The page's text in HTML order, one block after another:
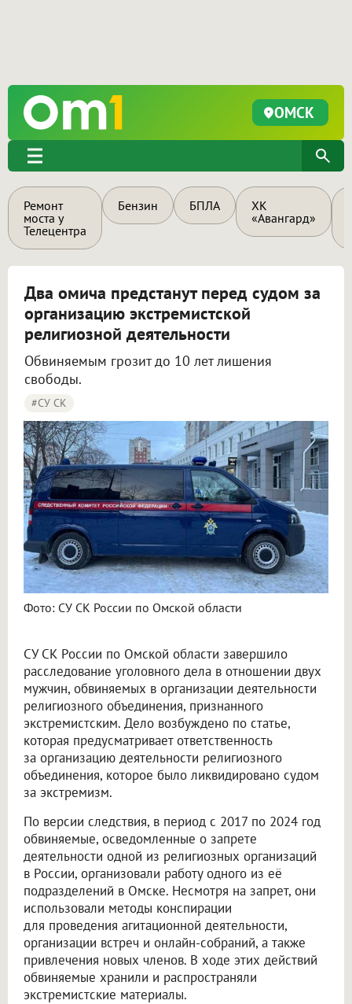
ОМСК
Ремонт
моста у
Телецентра
Бензин БПЛА
ХК
«Авангард»
Два омича предстанут перед судом за
организацию экстремистской
религиозной деятельности
Обвиняемым грозит до 10 лет лишения
свободы.
#СУ СК
Фото: СУ СК России по Омской области
СУ СК России по Омской области завершило
расследование уголовного дела в отношении двух
мужчин, обвиняемых в организации деятельности
религиозного объединения, признанного
экстремистским. Дело возбуждено по статье,
которая предусматривает ответственность
за организацию деятельности религиозного
объединения, которое было ликвидировано судом
за экстремизм.
По версии следствия, в период с 2017 по 2024 год
обвиняемые, осведомленные о запрете
деятельности одной из религиозных организаций
в России, организовали работу одного из её
подразделений в Омске. Несмотря на запрет, они
использовали методы конспирации
для проведения агитационной деятельности,
организации встреч и онлайн-собраний, а также
привлечения новых членов. В ходе этих действий
обвиняемые хранили и распространяли
экстремистские материалы.